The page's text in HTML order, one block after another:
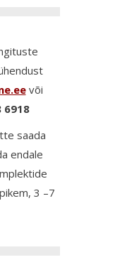
või
6918
saada
endale
3 –7